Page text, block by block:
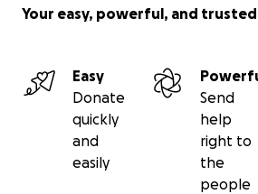
Your easy, powerful, and
Easy
Donate
quickly
and
easily
Send
help
right to
the
people